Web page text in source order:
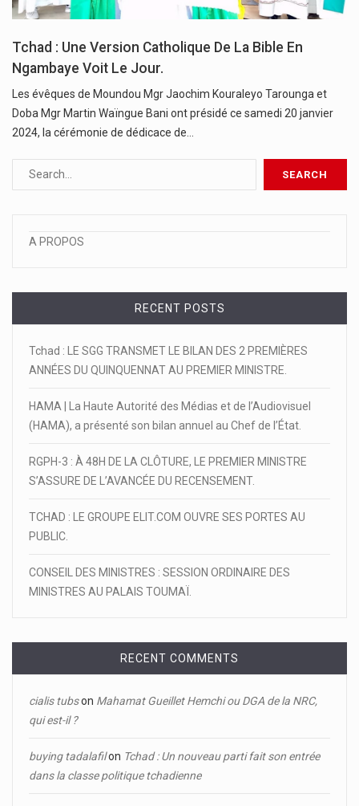
Tchad : Une Version Catholique De La Bible En
Ngambaye Voit Le Jour.
Les évêques de Moundou Mgr Jaochim Kouraleyo Tarounga et
Doba Mgr Martin Waïngue Bani ont présidé ce samedi 20 janvier
2024, la cérémonie de dédicace de…
A PROPOS
RECENT POSTS
Tchad : LE SGG TRANSMET LE BILAN DES 2 PREMIÈRES
ANNÉES DU QUINQUENNAT AU PREMIER MINISTRE.
HAMA | La Haute Autorité des Médias et de l’Audiovisuel
(HAMA), a présenté son bilan annuel au Chef de l’État.
RGPH-3 : À 48H DE LA CLÔTURE, LE PREMIER MINISTRE
S’ASSURE DE L’AVANCÉE DU RECENSEMENT.
TCHAD : LE GROUPE ELIT.COM OUVRE SES PORTES AU
PUBLIC.
CONSEIL DES MINISTRES : SESSION ORDINAIRE DES
MINISTRES AU PALAIS TOUMAÏ.
RECENT COMMENTS
cialis tubson Mahamat Gueillet Hemchi ou DGA de la NRC,
qui est-il ?
buying tadalafilon Tchad : Un nouveau parti fait son entrée
dans la classe politique tchadienne